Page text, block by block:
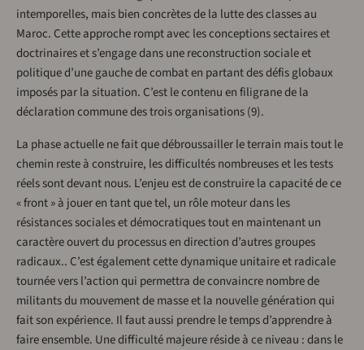
intemporelles, mais bien concrètes de la lutte des classes au
Maroc. Cette approche rompt avec les conceptions sectaires et
doctrinaires et s’engage dans une reconstruction sociale et
politique d’une gauche de combat en partant des défis globaux
imposés par la situation. C’est le contenu en filigrane de la
déclaration commune des trois organisations (9).
La phase actuelle ne fait que débroussailler le terrain mais tout le
chemin reste à construire, les difficultés nombreuses et les tests
réels sont devant nous. L’enjeu est de construire la capacité de ce
« front » à jouer en tant que tel, un rôle moteur dans les
résistances sociales et démocratiques tout en maintenant un
caractère ouvert du processus en direction d’autres groupes
radicaux.. C’est également cette dynamique unitaire et radicale
tournée vers l’action qui permettra de convaincre nombre de
militants du mouvement de masse et la nouvelle génération qui
fait son expérience. Il faut aussi prendre le temps d’apprendre à
faire ensemble. Une difficulté majeure réside à ce niveau : dans le